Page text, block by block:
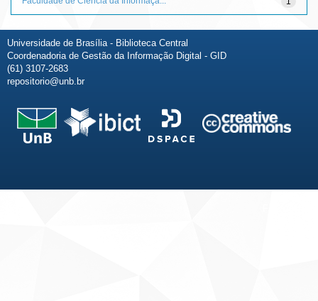
Universidade de Brasília - Biblioteca Central
Coordenadoria de Gestão da Informação Digital - GID
(61) 3107-2683
repositorio@unb.br